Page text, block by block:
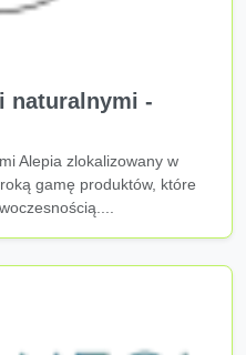
naturalnymi -
Alepia zlokalizowany w
gamę produktów, które